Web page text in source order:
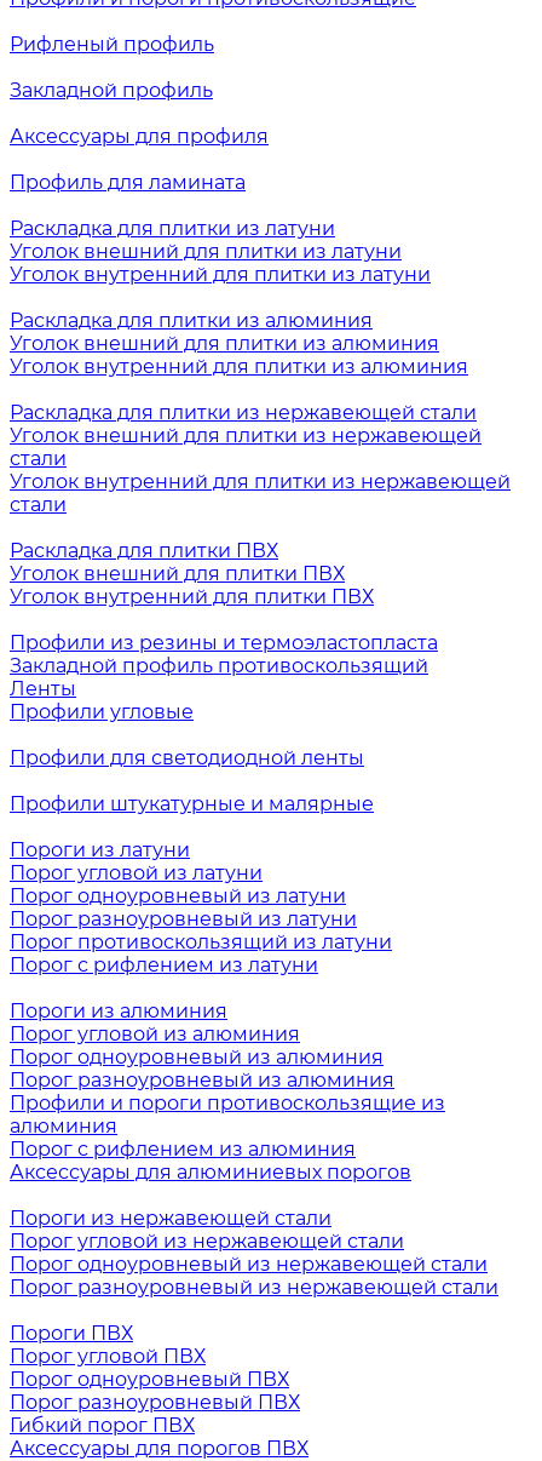
Рифленый профиль
Закладной профиль
Аксессуары для профиля
Профиль для ламината
Раскладка для плитки из латуни
Уголок внешний для плитки из латуни
Уголок внутренний для плитки из латуни
Раскладка для плитки из алюминия
Уголок внешний для плитки из алюминия
Уголок внутренний для плитки из алюминия
Раскладка для плитки из нержавеющей стали
Уголок внешний для плитки из нержавеющей
стали
Уголок внутренний для плитки из нержавеющей
стали
Раскладка для плитки ПВХ
Уголок внешний для плитки ПВХ
Уголок внутренний для плитки ПВХ
Профили из резины и термоэластопласта
Закладной профиль противоскользящий
Ленты
Профили угловые
Профили для светодиодной ленты
Профили штукатурные и малярные
Пороги из латуни
Порог угловой из латуни
Порог одноуровневый из латуни
Порог разноуровневый из латуни
Порог противоскользящий из латуни
Порог с рифлением из латуни
Пороги из алюминия
Порог угловой из алюминия
Порог одноуровневый из алюминия
Порог разноуровневый из алюминия
Профили и пороги противоскользящие из
алюминия
Порог с рифлением из алюминия
Аксессуары для алюминиевых порогов
Пороги из нержавеющей стали
Порог угловой из нержавеющей стали
Порог одноуровневый из нержавеющей стали
Порог разноуровневый из нержавеющей стали
Пороги ПВХ
Порог угловой ПВХ
Порог одноуровневый ПВХ
Порог разноуровневый ПВХ
Гибкий порог ПВХ
Аксессуары для порогов ПВХ